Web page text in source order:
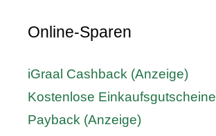
Online-Sparen
iGraal Cashback (Anzeige)
Kostenlose Einkaufsgutscheine
Payback (Anzeige)